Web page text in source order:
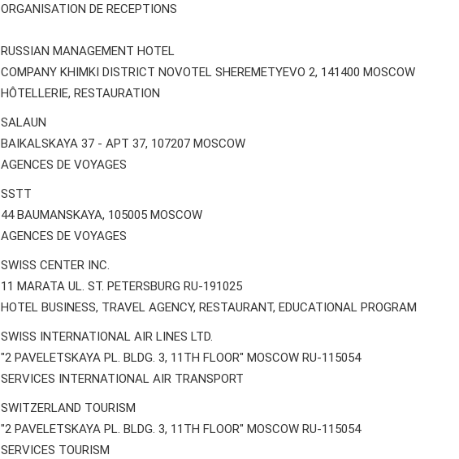
ORGANISATION DE RECEPTIONS
RUSSIAN MANAGEMENT HOTEL
COMPANY KHIMKI DISTRICT NOVOTEL SHEREMETYEVO 2, 141400 MOSCOW
HÔTELLERIE, RESTAURATION
SALAUN
BAIKALSKAYA 37 - APT 37, 107207 MOSCOW
AGENCES DE VOYAGES
SSTT
44 BAUMANSKAYA, 105005 MOSCOW
AGENCES DE VOYAGES
SWISS CENTER INC.
11 MARATA UL. ST. PETERSBURG RU-191025
HOTEL BUSINESS, TRAVEL AGENCY, RESTAURANT, EDUCATIONAL PROGRAM
SWISS INTERNATIONAL AIR LINES LTD.
"2 PAVELETSKAYA PL. BLDG. 3, 11TH FLOOR" MOSCOW RU-115054
SERVICES INTERNATIONAL AIR TRANSPORT
SWITZERLAND TOURISM
"2 PAVELETSKAYA PL. BLDG. 3, 11TH FLOOR" MOSCOW RU-115054
SERVICES TOURISM